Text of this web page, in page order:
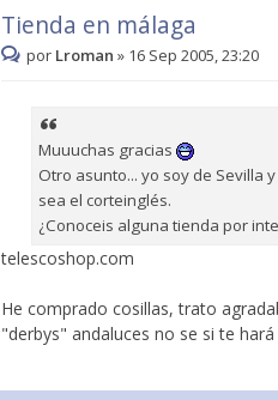
Tienda en málaga
por Lroman » 16 Sep 2005, 23:20
Muuuchas gracias
Otro asunto... yo soy de Sevilla
sea el corteinglés.
¿Conoceis alguna tienda por
telescoshop.com
He comprado cosillas, trato
"derbys" andaluces no se si te